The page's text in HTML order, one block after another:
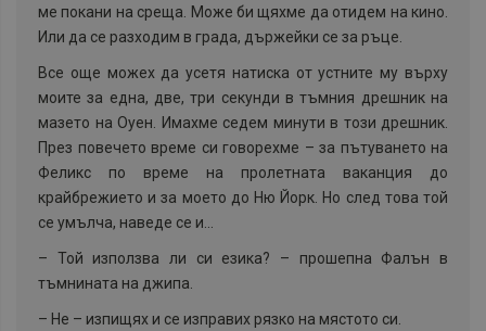
ме покани на среща. Може би щяхме да отидем на кино.
Или да се разходим в града, държейки се за ръце.
Все още можех да усетя натиска от устните му върху
моите за една, две, три секунди в тъмния дрешник на
мазето на Оуен. Имахме седем минути в този дрешник.
През повечето време си говорехме – за пътуването на
Феликс по време на пролетната ваканция до
крайбрежието и за моето до Ню Йорк. Но след това той
се умълча, наведе се и...
– Той използва ли си езика? – прошепна Фалън в
тъмнината на джипа.
– Не – изпищях и се изправих рязко на мястото си.